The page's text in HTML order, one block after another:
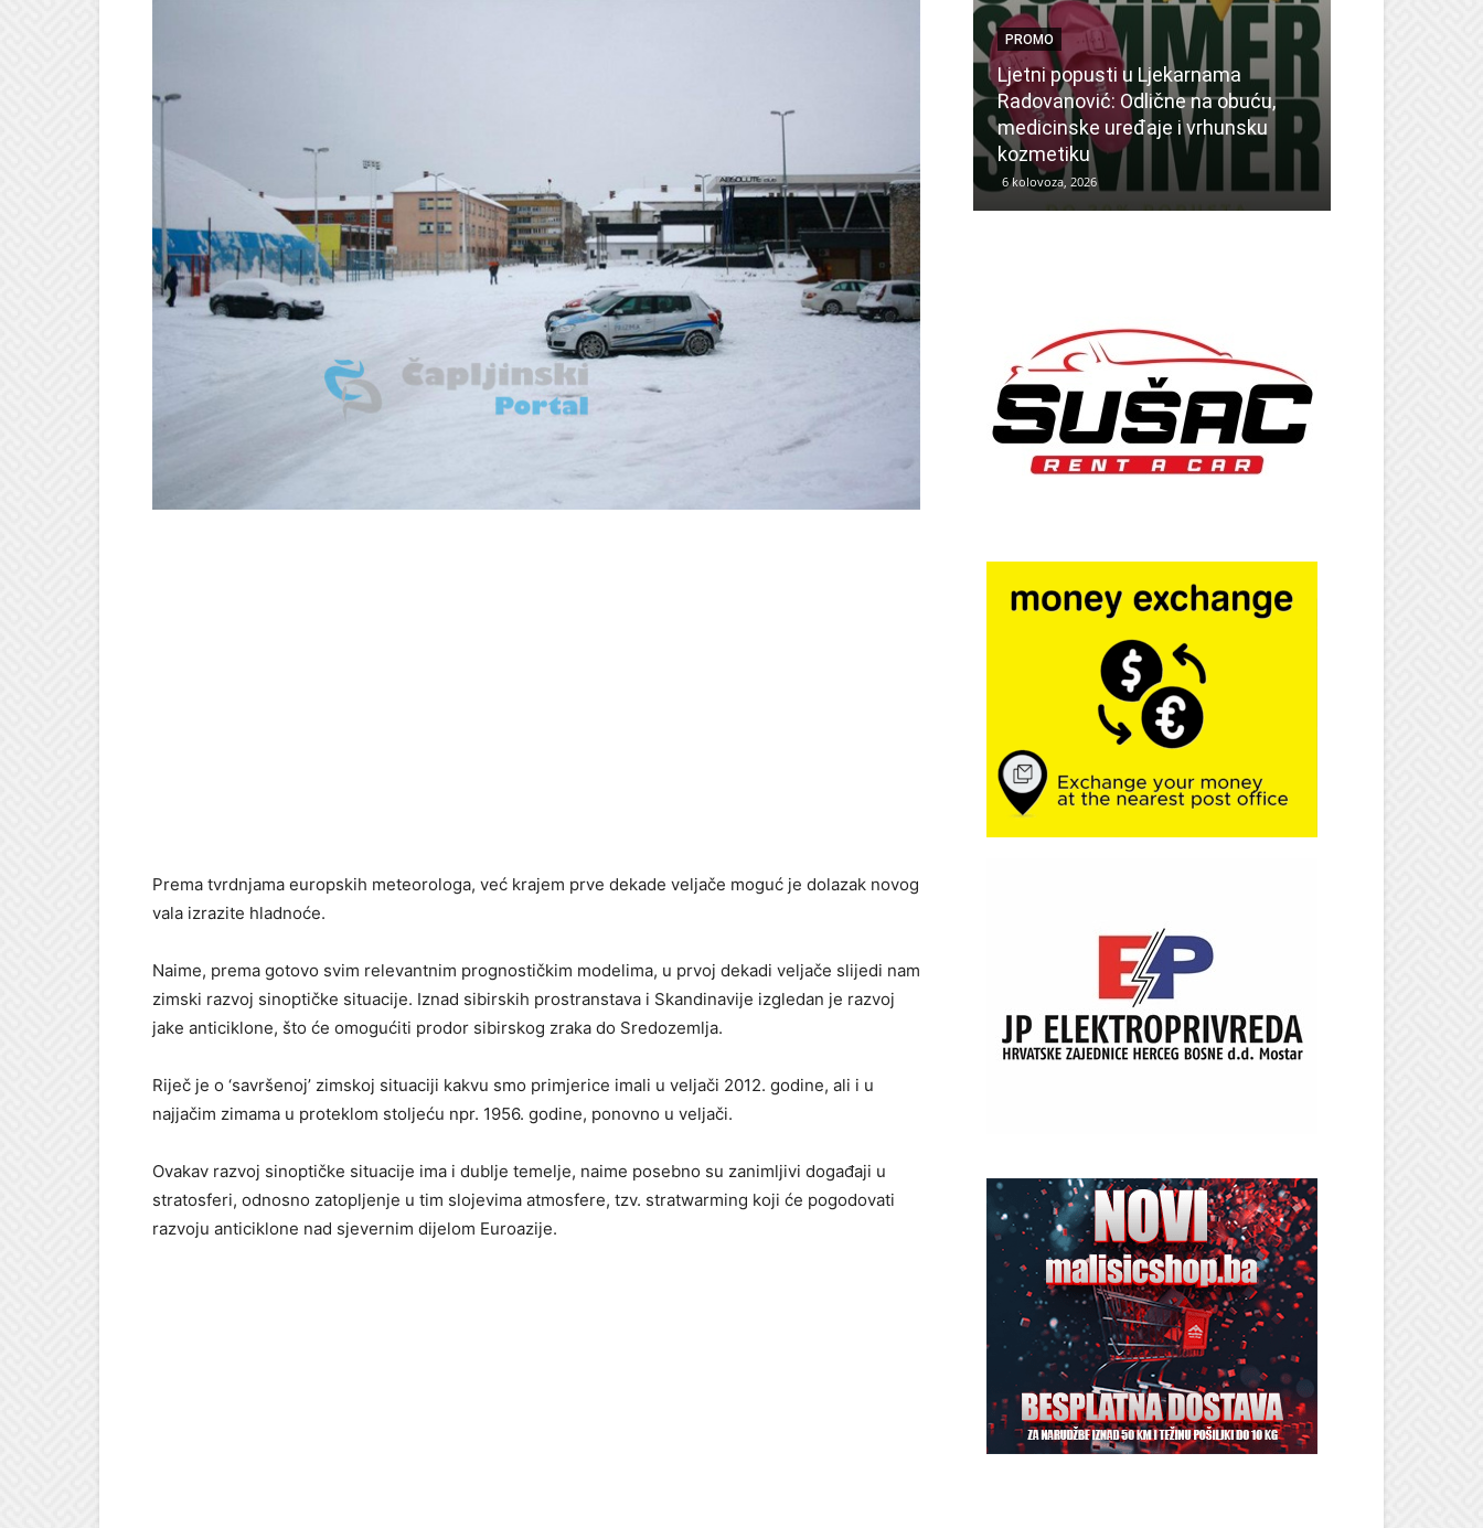
Prema tvrdnjama europskih meteorologa, već krajem prve dekade veljače moguć je dolazak novog
vala izrazite hladnoće.
Naime, prema gotovo svim relevantnim prognostičkim modelima, u prvoj dekadi veljače slijedi nam
zimski razvoj sinoptičke situacije. Iznad sibirskih prostranstava i Skandinavije izgledan je razvoj
jake anticiklone, što će omogućiti prodor sibirskog zraka do Sredozemlja.
Riječ je o ‘savršenoj’ zimskoj situaciji kakvu smo primjerice imali u veljači 2012. godine, ali i u
najjačim zimama u proteklom stoljeću npr. 1956. godine, ponovno u veljači.
Ovakav razvoj sinoptičke situacije ima i dublje temelje, naime posebno su zanimljivi događaji u
stratosferi, odnosno zatopljenje u tim slojevima atmosfere, tzv. stratwarming koji će pogodovati
razvoju anticiklone nad sjevernim dijelom Euroazije.
PROMO
Ljetni popusti u Ljekarnama
Radovanović: Odlične na obuću,
medicinske uređaje i vrhunsku
kozmetiku
6 kolovoza, 2026